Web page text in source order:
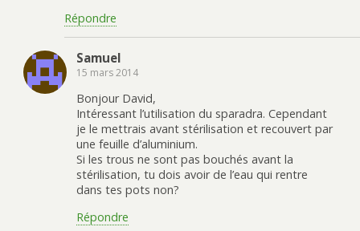
Répondre
Samuel
15 mars 2014
Bonjour David,
Intéressant l’utilisation du sparadra. Cependant
je le mettrais avant stérilisation et recouvert par
une feuille d’aluminium.
Si les trous ne sont pas bouchés avant la
stérilisation, tu dois avoir de l’eau qui rentre
dans tes pots non?
Répondre